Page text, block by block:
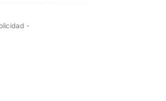
-